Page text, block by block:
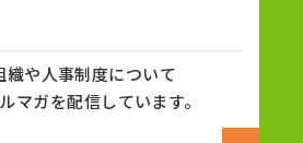
織や人事制度について
マガを配信しています。